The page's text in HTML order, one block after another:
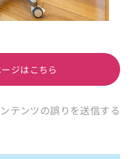
ジはこちら
テンツの誤りを送信する